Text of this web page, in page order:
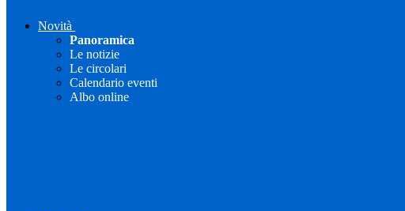
Novità
Panoramica
Le notizie
Le circolari
Calendario eventi
Albo online